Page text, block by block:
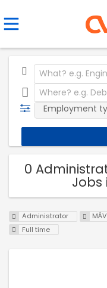
Employment
0
Jobs
Administrator
Full time